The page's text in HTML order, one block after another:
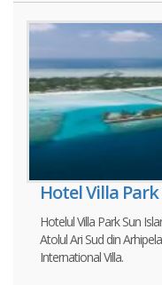
Hotel Villa
Hotelul Villa Park Sun
Atolul Ari Sud din
International Villa.